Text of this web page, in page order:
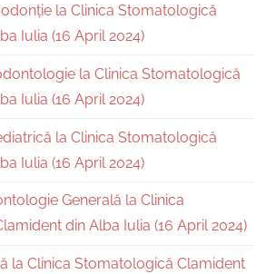
la Clinica Stomatologică
Iulia (16 April 2024)
la Clinica Stomatologică
Iulia (16 April 2024)
la Clinica Stomatologică
Iulia (16 April 2024)
Generală la Clinica
din Alba Iulia (16 April 2024)
la Clinica Stomatologică Clamident